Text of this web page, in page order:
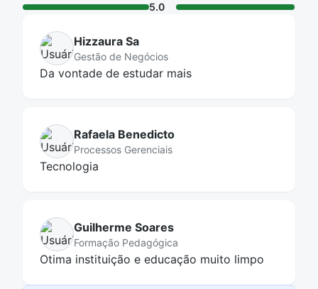
5.0
Hizzaura Sa
Gestão de Negócios
Da vontade de estudar mais
Rafaela Benedicto
Processos Gerenciais
Tecnologia
Guilherme Soares
Formação Pedagógica
Otima instituição e educação muito limpo